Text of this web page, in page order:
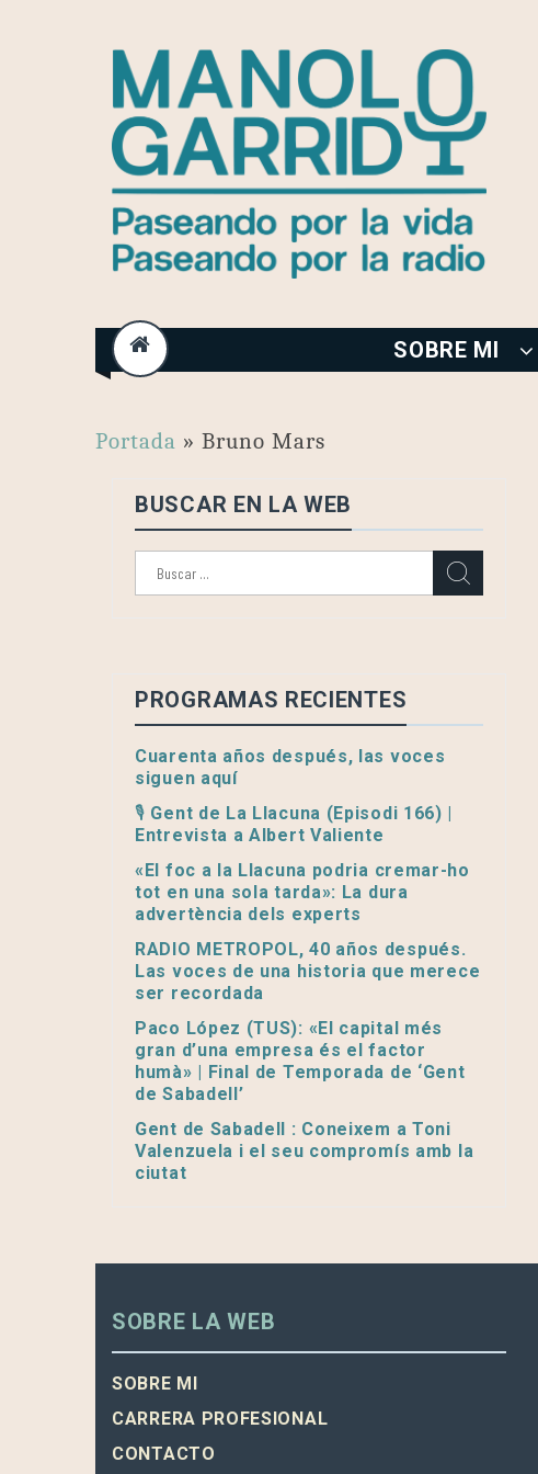
content
SOBRE MI
Portada » Bruno Mars
BUSCAR EN LA WEB
PROGRAMAS RECIENTES
Cuarenta años después, las voces
siguen aquí
🎙️ Gent de La Llacuna (Episodi 166) |
Entrevista a Albert Valiente
«El foc a la Llacuna podria cremar-ho
tot en una sola tarda»: La dura
advertència dels experts
RADIO METROPOL, 40 años después.
Las voces de una historia que merece
ser recordada
Paco López (TUS): «El capital més
gran d’una empresa és el factor
humà» | Final de Temporada de ‘Gent
de Sabadell’
Gent de Sabadell : Coneixem a Toni
Valenzuela i el seu compromís amb la
ciutat
SOBRE LA WEB
SOBRE MI
CARRERA PROFESIONAL
CONTACTO